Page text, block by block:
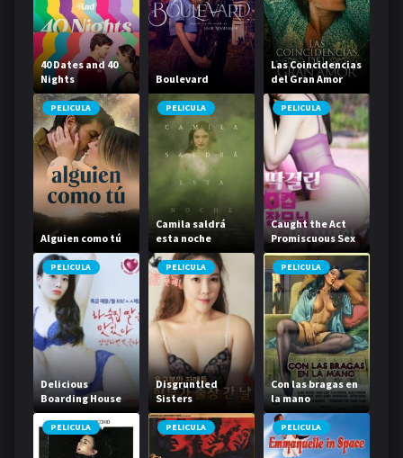
40 Dates and 40
Nights
Boulevard
Las Coincidencias
del Gran Amor
PELICULA
Alguien como tú
PELICULA
Camila saldrá
esta noche
PELICULA
Caught the Act
Promiscuous Sex
Life
PELICULA
Delicious
Boarding House
Daughter
PELICULA
Disgruntled
Sisters
PELICULA
Con las bragas en
la mano
PELICULA PELICULA PELICULA